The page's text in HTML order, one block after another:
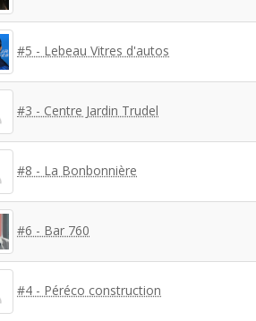
#5 - Lebeau Vitres d'autos
#3 - Centre Jardin Trudel
#8 - La Bonbonnière
#6 - Bar 760
#4 - Péréco construction